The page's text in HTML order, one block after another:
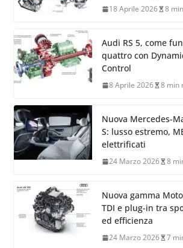
18 Aprile 2026 8
Audi RS 5, come
quattro con
Control
8 Aprile 2026 8 min
Nuova Mercedes-
S: lusso estremo,
elettrificati
24 Marzo 2026 8
Nuova gamma
TDI e plug-in tra
ed efficienza
24 Marzo 2026 7